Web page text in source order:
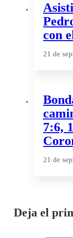
con
21 de
7:6,
21 de
Deja el